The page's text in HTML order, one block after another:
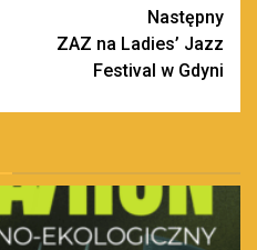
Następny
ZAZ na Ladies’ Jazz
Festival w Gdyni